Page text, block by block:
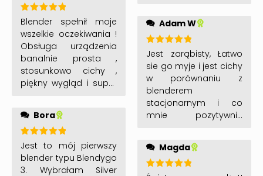
Oceniono
5na 5
Blender spełnił moje
wszelkie oczekiwania !
Obsługa urządzenia
banalnie prosta ,
stosunkowo cichy ,
piękny wygląd i super
Bora
Oceniono
5na 5
Jest to mój pierwszy
blender typu Blendygo
3. Wybrałam Silver
blenduje – cichy.
Polecam.
Adam W
Oceniono
5 na 5
Jest zarąbisty, Łatwo
sie go myje i jest cichy
w porównaniu z
blenderem
stacjonarnym i co
mnie pozytywnie
nawet migdały.
Magda